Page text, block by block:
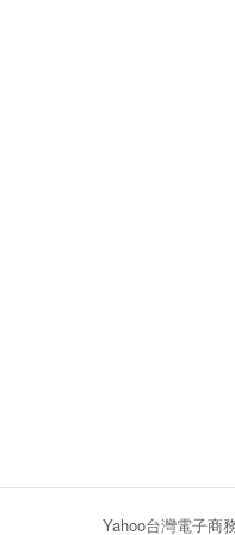
Yahoo台灣電子商